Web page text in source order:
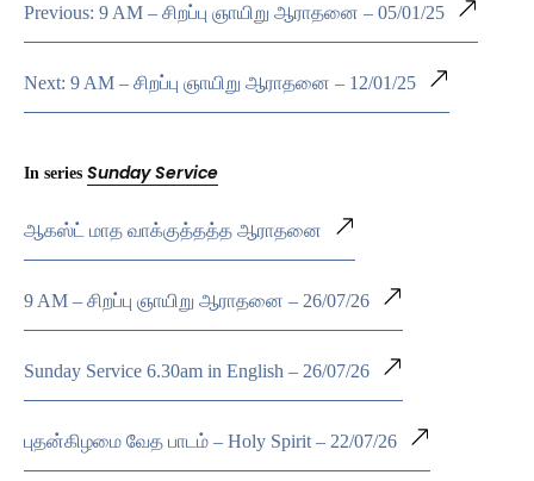
Previous: 9 AM – சிறப்பு ஞாயிறு ஆராதனை – 05/01/25
Next: 9 AM – சிறப்பு ஞாயிறு ஆராதனை – 12/01/25
In series Sunday Service
ஆகஸ்ட் மாத வாக்குத்தத்த ஆராதனை
9 AM – சிறப்பு ஞாயிறு ஆராதனை – 26/07/26
Sunday Service 6.30am in English – 26/07/26
புதன்கிழமை வேத பாடம் – Holy Spirit – 22/07/26